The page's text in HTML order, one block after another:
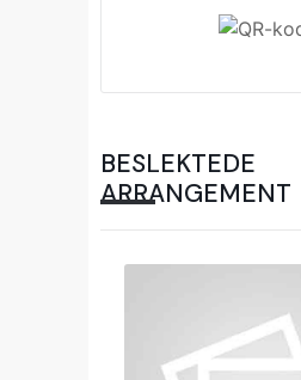
BESLEKTEDE
ARRANGEMENT